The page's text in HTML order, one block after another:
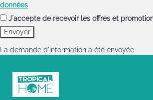
données
J´accepte de recevoir les offres et
La demande d'information a été envoyée.